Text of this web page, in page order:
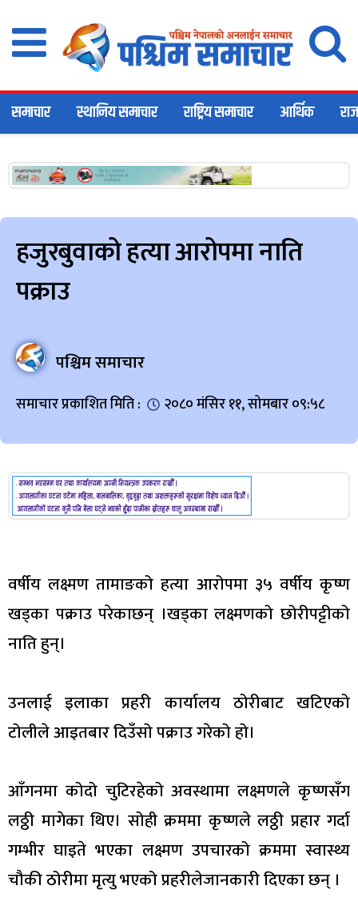
समाचार स्थानिय समाचार राष्ट्रिय समाचार आर्थिक
हजुरबुवाको हत्या आरोपमा नाति
पक्राउ
पश्चिम समाचार
समाचार प्रकाशित मिति : २०८० मंसिर ११, सोमबार ०९:५८
वर्षीय लक्ष्मण तामाङको हत्या आरोपमा ३५ वर्षीय कृष्ण
खड्का पक्राउ परेकाछन् ।खड्का लक्ष्मणको छोरीपट्टीको
नाति हुन्।
उनलाई इलाका प्रहरी कार्यालय ठोरीबाट खटिएको
टोलीले आइतबार दिउँसो पक्राउ गरेको हो।
आँगनमा कोदो चुटिरहेको अवस्थामा लक्ष्मणले कृष्णसँग
लठ्ठी मागेका थिए। सोही क्रममा कृष्णले लठ्ठी प्रहार गर्दा
गम्भीर घाइते भएका लक्ष्मण उपचारको क्रममा स्वास्थ्य
चौकी ठोरीमा मृत्यु भएको प्रहरीलेजानकारी दिएका छन् ।